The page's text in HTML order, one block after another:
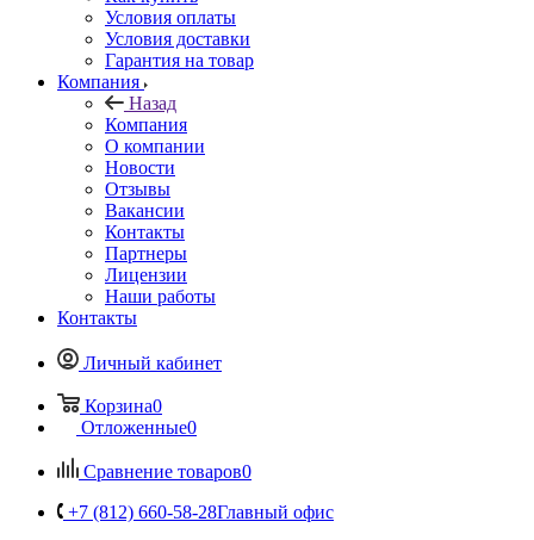
Условия оплаты
Условия доставки
Гарантия на товар
Компания
Назад
Компания
О компании
Новости
Отзывы
Вакансии
Контакты
Партнеры
Лицензии
Наши работы
Контакты
Личный кабинет
Корзина0
Отложенные0
Сравнение товаров0
+7 (812) 660-58-28Главный офис